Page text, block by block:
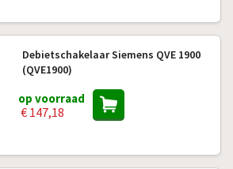
Debietschakelaar Siemens QVE 1900
(QVE1900)
op voorraad
€ 147,18